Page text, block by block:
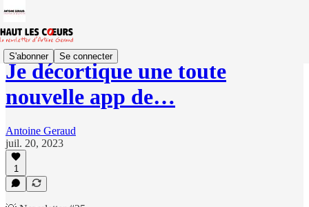
S'abonner Se connecter
Je décortique une toute
nouvelle app de…
Antoine Geraud
juil. 20, 2023
1